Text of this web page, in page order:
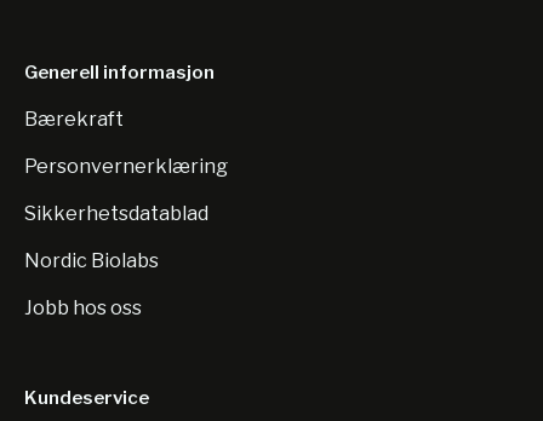
Generell informasjon
Bærekraft
Personvernerklæring
Sikkerhetsdatablad
Nordic Biolabs
Jobb hos oss
Kundeservice